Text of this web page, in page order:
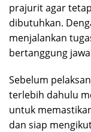
prajurit agar
dibutuhkan.
menjalankan
bertanggung
Sebelum
terlebih dahulu
untuk
dan siap